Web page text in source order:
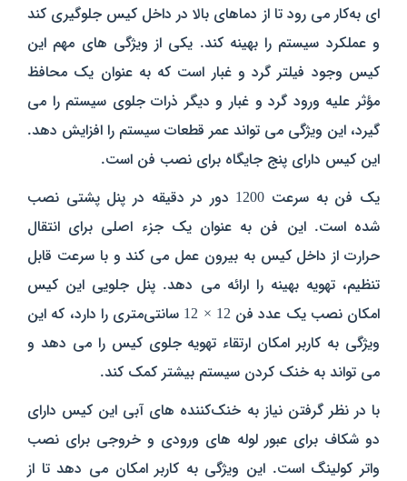
ای به‌کار می‌ رود تا از دماهای بالا در داخل کیس جلوگیری کند
و عملکرد سیستم را بهینه کند. یکی از ویژگی‌ های مهم این
کیس وجود فیلتر گرد و غبار است که به عنوان یک محافظ
مؤثر علیه ورود گرد و غبار و دیگر ذرات جلوی سیستم را می‌
گیرد، این ویژگی می‌ تواند عمر قطعات سیستم را افزایش دهد.
این کیس دارای پنج جایگاه برای نصب فن است.
یک فن به سرعت 1200 دور در دقیقه در پنل پشتی نصب
شده است. این فن به عنوان یک جزء اصلی برای انتقال
حرارت از داخل کیس به بیرون عمل می‌ کند و با سرعت قابل
تنظیم، تهویه بهینه را ارائه می‌ دهد. پنل جلویی این کیس
امکان نصب یک عدد فن 12 × 12 سانتی‌متری را دارد، که این
ویژگی به کاربر امکان ارتقاء تهویه جلوی کیس را می‌ دهد و
می‌ تواند به خنک کردن سیستم بیشتر کمک کند.
با در نظر گرفتن نیاز به خنک‌کننده‌ های آبی این کیس دارای
دو شکاف برای عبور لوله‌ های ورودی و خروجی برای نصب
واتر کولینگ است. این ویژگی به کاربر امکان می‌ دهد تا از